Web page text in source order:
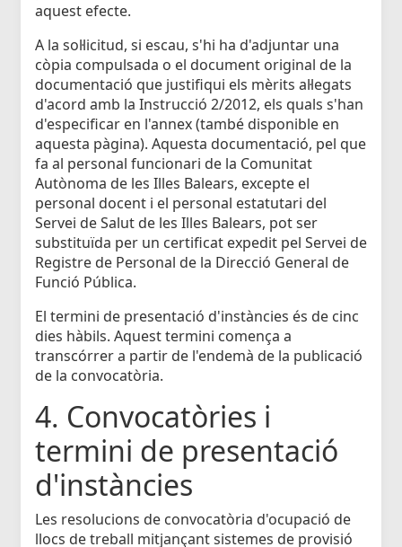
aquest efecte.
A la sol·licitud, si escau, s'hi ha d'adjuntar una
còpia compulsada o el document original de la
documentació que justifiqui els mèrits al·legats
d'acord amb la Instrucció 2/2012, els quals s'han
d'especificar en l'annex (també disponible en
aquesta pàgina). Aquesta documentació, pel que
fa al personal funcionari de la Comunitat
Autònoma de les Illes Balears, excepte el
personal docent i el personal estatutari del
Servei de Salut de les Illes Balears, pot ser
substituïda per un certificat expedit pel Servei de
Registre de Personal de la Direcció General de
Funció Pública.
El termini de presentació d'instàncies és de cinc
dies hàbils. Aquest termini comença a
transcórrer a partir de l'endemà de la publicació
de la convocatòria.
4. Convocatòries i
termini de presentació
d'instàncies
Les resolucions de convocatòria d'ocupació de
llocs de treball mitjançant sistemes de provisió